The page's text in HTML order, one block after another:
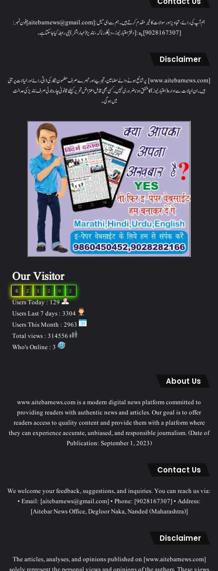
ہم آپ کی رائے، تجاویز اور سوالات کا خیرمقدم کرتے ہیں۔ ہم سےای میل: [aitebarnews@gmail.com]فون نمبر:
[9028167307]پتہ: [دفتر اعتبار نیوز، ، دیگلور ناکہ، ناندیڑ(مہاراشٹر) ] پر رابطہ کیا جاسکتا ہے۔
Disclaimer
[www.aitebarnews.com] پر شائع ہونے والے مضامین، تجزیے اور تبصرے صرف مضمون نگار کی ذاتی رائے اور خیالات پر مبنی
ہیں۔ ان خیالات سے ادارہ (اعتبار نیوز) کا متفق ہونا ضروری نہیں۔ کسی بھی قابل اعتراض تحریر کیلئے قانونی چارہ جوئی صرف ناندیڑ کی عدالت
میں ہوگی۔
Our Visitor
2
0
2
1
2
6
Users Today : 129
About Us
www.aitebarnews.com is a modern digital news platform committed to
providing readers with authentic news and articles. Our goal is to offer
readers access to quality content and provide them with a platform where
they can experience accurate, unbiased, and responsible journalism. (Date of
Publication: September 1, 2023)
Contact Us
We welcome your feedback, suggestions, and inquiries. You can reach us via:
• Email: [aitebarnews@gmail.com] • Phone: [9028167307] • Address:
[Aitebar News Office, Degloor Naka, Nanded (Maharashtra)]
Disclaimer
The articles, analyses, and opinions published on [www.aitebarnews.com]